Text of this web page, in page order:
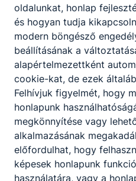
Gépi és CNC forgácsoló
Gépészet
oldalunkat, honlap
és hogyan tudja
modern böngésző
beállításának a
alapértelmezettként
cookie-kat, de ezek
Felhívjuk figyelmét, hogy
honlapunk
megkönnyítése vagy
alkalmazásának
előfordulhat, hogy
képesek honlapunk
használatára, vagy a